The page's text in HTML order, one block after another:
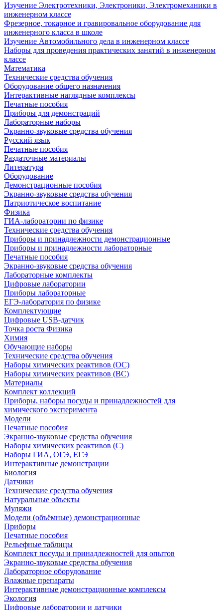
Изучение Электротехники, Электроники, Электромеханики в
инженерном классе
Фрезерное, токарное и гравировальное оборудование для
инженерного класса в школе
Изучение Автомобильного дела в инженерном классе
Наборы для проведения практических занятий в инженерном
классе
Математика
Технические средства обучения
Оборудование общего назначения
Интерактивные наглядные комплексы
Печатные пособия
Приборы для демонстраций
Лабораторные наборы
Экранно-звуковые средства обучения
Русский язык
Печатные пособия
Раздаточные материалы
Литература
Оборудование
Демонстрационные пособия
Экранно-звуковые средства обучения
Патриотическое воспитание
Физика
ГИА-лаборатории по физике
Технические средства обучения
Приборы и принадлежности демонстрационные
Приборы и принадлежности лабораторные
Печатные пособия
Экранно-звуковые средства обучения
Лабораторные комплекты
Цифровые лаборатории
Приборы лабораторные
ЕГЭ-лаборатория по физике
Комплектующие
Цифровые USB-датчик
Точка роста Физика
Химия
Обучающие наборы
Технические средства обучения
Наборы химических реактивов (ОС)
Наборы химических реактивов (ВС)
Материалы
Комплект коллекций
Приборы, наборы посуды и принадлежностей для
химического эксперимента
Модели
Печатные пособия
Экранно-звуковые средства обучения
Наборы химических реактивов (С)
Наборы ГИА, ОГЭ, ЕГЭ
Интерактивные демонстрации
Биология
Датчики
Технические средства обучения
Натуральные объекты
Муляжи
Модели (объёмные) демонстрационные
Приборы
Печатные пособия
Рельефные таблицы
Комплект посуды и принадлежностей для опытов
Экранно-звуковые средства обучения
Лабораторное оборудование
Влажные препараты
Интерактивные демонстрационные комплексы
Экология
Цифровые лаборатории и датчики